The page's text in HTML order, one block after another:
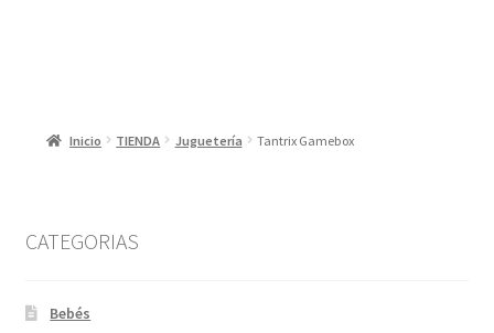
Inicio TIENDA Juguetería Tantrix Gamebox
CATEGORIAS
Bebés